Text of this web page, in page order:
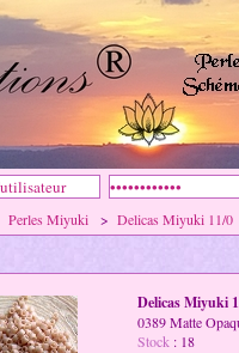
Perles Miyuki > Delicas Miyuki 11/0
Delicas Miyuki
0389 Matte
Stock : 18